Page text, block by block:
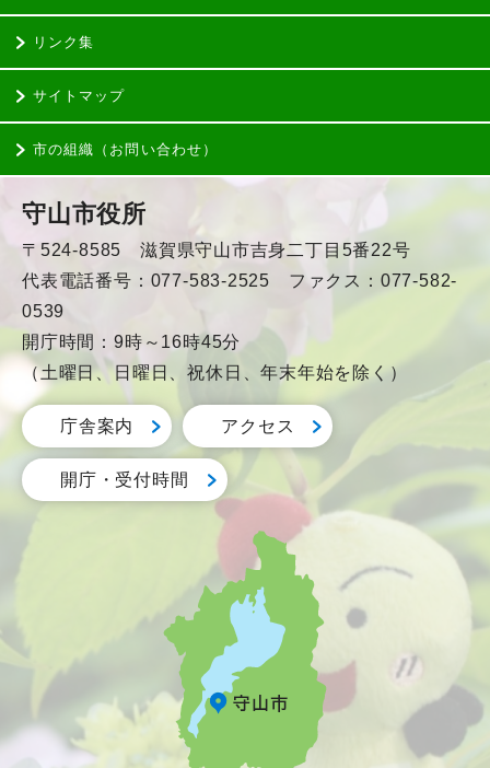
リンク集
サイトマップ
市の組織（お問い合わせ）
守山市役所
〒524-8585 滋賀県守山市吉身二丁目5番22号
代表電話番号：077-583-2525 ファクス：077-582-
0539
開庁時間：9時～16時45分
（土曜日、日曜日、祝休日、年末年始を除く）
庁舎案内 アクセス
開庁・受付時間